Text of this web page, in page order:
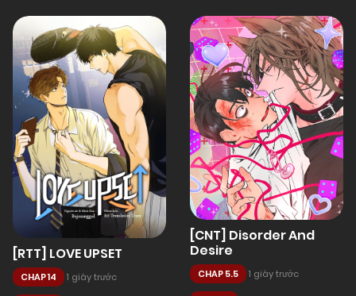
[RTT] LOVE UPSET
CHAP 14 1 giây trước
[CNT] Disorder And
Desire
CHAP 5.5 1 giây trước